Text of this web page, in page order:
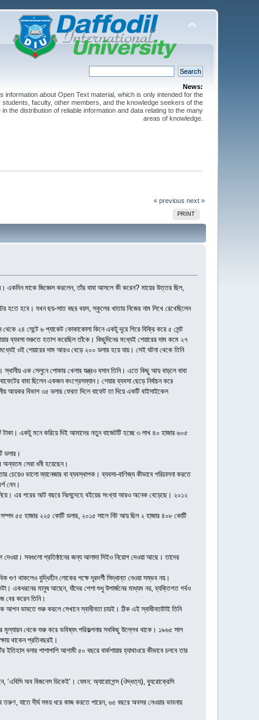
News:
information about Open Text material, which is only intended for the
faculty, other members, and the knowledge seekers of the
the distribution of reliable information and data relating to the many
areas of knowledge.
« previous next »
PRINT
একদিন মাকে জিজ্ঞেস করলেন, তাঁর বাবা আসলে কী করেন? মায়ের উত্তর ছিল,
হতে হবে। যখন ছয়-সাত বছর বয়স, স্কুলের খাতায় নিজের নাম লিখে রেখেছিলেন
২৪ সেন্টে ৬ প্যাকেট কোকাকোলা কিনে একটু দূরে গিয়ে বিক্রি করে ৫ সেন্ট
ব্যবসা শুরুতে হতাশ করেছিল তাঁকে। কিছুদিনের মধ্যেই শেয়ারের দাম কমে ২৭
ওই শেয়ারের দাম আরও বেড়ে ২০০ ডলার হয়ে যায়। সেই ঘটনা থেকে তিনি
স্থানীয় এক সেলুনে পোকার খেলার যন্ত্রও বসান তিনি। এতে কিছু আয় বাড়লে বাবা
বাবা ছিলেন একজন কংগ্রেসম্যান। শেয়ার ব্যবসা ছেড়ে নির্বাচন করে
বিভাগ ৩৫ ডলার ফেরত দিলে বাফেট তা দিয়ে একটি বাইসাইকেল
একটু মনে করিয়ে দিই আমাদের নতুন বাজেটটি হচ্ছে ৩ লাখ ৪০ হাজার ৬০৫
ডলার।
অন্যতম সেরা ধনী হয়েছেন।
চেয়েও ভালো ম্যানেজার বা ব্যবস্থাপক। ব্যবসা-বাণিজ্য কীভাবে পরিচালনা করতে
নেন।
এর পরের আট বছরে নিঃসন্দেহে বইয়ের সংখ্যা আরও অনেক বেড়েছে। ২০১২
সম্পদ ৫৫ হাজার ২২৫ কোটি ডলার, ২০১৫ সালে নিট আয় ছিল ২ হাজার ৪০৮ কোটি
দেওয়া। সবগুলো প্রতিষ্ঠানের জন্য আলাদা সিইও নিয়োগ দেওয়া আছে। তাদের
গুণ থাকলেও বুদ্ধিহীন লোকের পক্ষে দূরদর্শী সিদ্ধান্ত নেওয়া সম্ভব নয়।
একধরনের মানুষ আছেন, যাঁদের পেশা শুধু উপার্জনের মাধ্যম নয়, ব্যক্তিগত গর্বও
বের করেন তিনি।
ভাবতে শুরু করলে সেখানে স্বাধীনতা চায়ই। ঠিক এই স্বাধীনতাটাই তিনি
মূল্যায়ন থেকে শুরু করে ভবিষ্যৎ পরিকল্পনার সবকিছু উল্লেখ থাকে। ১৯৬৫ সাল
থাকেন প্রতিবছরই।
বলার পাশাপাশি আগামী ৫০ বছরে বার্কশায়ার হ্যাথাওয়ে কীভাবে চলবে তার
‘এবিসি অব বিজনেস ডিকেই’। যেমন: অ্যারোগেন্স (ঔদ্ধত্য), ব্যুরোক্রেসি
যাতে দীর্ঘ সময় ধরে কাজ করতে পারেন, ৬৫ বছরে অবসর নেওয়ার ভাবনায়